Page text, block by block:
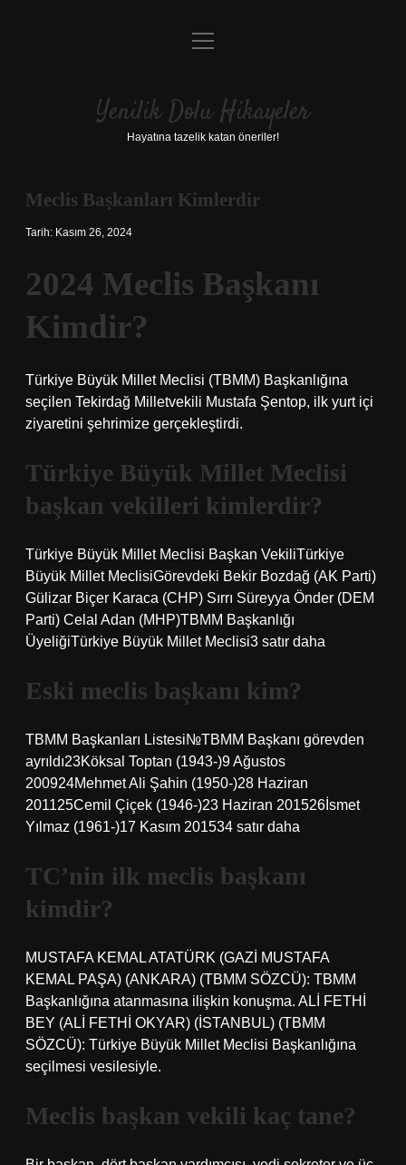
Anasayfa
Yasal Uyarı
menüyü
Yenilik Dolu Hikayeler
Hayatına tazelik katan öneriler!
Meclis Başkanları Kimlerdir
Tarih: Kasım 26, 2024
2024 Meclis Başkanı
Kimdir?
Türkiye Büyük Millet Meclisi (TBMM) Başkanlığına
seçilen Tekirdağ Milletvekili Mustafa Şentop, ilk yurt içi
ziyaretini şehrimize gerçekleştirdi.
Türkiye Büyük Millet Meclisi
başkan vekilleri kimlerdir?
Türkiye Büyük Millet Meclisi Başkan VekiliTürkiye
Büyük Millet MeclisiGörevdeki Bekir Bozdağ (AK Parti)
Gülizar Biçer Karaca (CHP) Sırrı Süreyya Önder (DEM
Parti) Celal Adan (MHP)TBMM Başkanlığı
ÜyeliğiTürkiye Büyük Millet Meclisi3 satır daha
Eski meclis başkanı kim?
TBMM Başkanları Listesi№TBMM Başkanı görevden
ayrıldı23Köksal Toptan (1943-)9 Ağustos
200924Mehmet Ali Şahin (1950-)28 Haziran
201125Cemil Çiçek (1946-)23 Haziran 201526İsmet
Yılmaz (1961-)17 Kasım 201534 satır daha
TC’nin ilk meclis başkanı
kimdir?
MUSTAFA KEMAL ATATÜRK (GAZİ MUSTAFA
KEMAL PAŞA) (ANKARA) (TBMM SÖZCÜ): TBMM
Başkanlığına atanmasına ilişkin konuşma. ALİ FETHİ
BEY (ALİ FETHİ OKYAR) (İSTANBUL) (TBMM
SÖZCÜ): Türkiye Büyük Millet Meclisi Başkanlığına
seçilmesi vesilesiyle.
Meclis başkan vekili kaç tane?